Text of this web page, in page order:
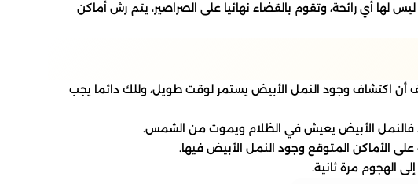
لها أي رائحة، وتقوم بالقضاء نهائيا على الصراصير، يتم رش أماكن
أن اكتشاف وجود النمل الأبيض يستمر لوقت طويل، وللك دائما يجب
فالنمل الأبيض يعيش في الظلام ويموت من الشمس.
الأماكن المتوقع وجود النمل الأبيض فيها.
الهجوم مرة ثانية.